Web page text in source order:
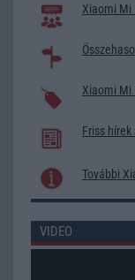
Xiaomi Mi
Xiaomi Mi
Friss
További
VIDEO